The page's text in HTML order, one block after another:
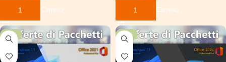
Aggiungi Al Carrello Aggiungi Al Carrello
-23% -23%